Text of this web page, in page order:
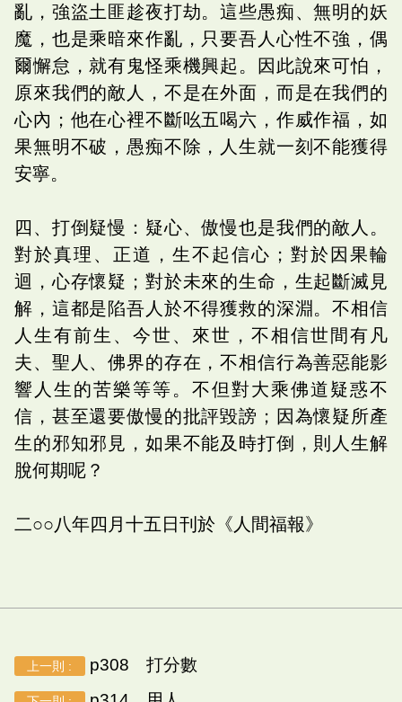
亂，強盜土匪趁夜打劫。這些愚痴、無明的妖
魔，也是乘暗來作亂，只要吾人心性不強，偶
爾懈怠，就有鬼怪乘機興起。因此說來可怕，
原來我們的敵人，不是在外面，而是在我們的
心內；他在心裡不斷吆五喝六，作威作福，如
果無明不破，愚痴不除，人生就一刻不能獲得
安寧。
四、打倒疑慢：疑心、傲慢也是我們的敵人。
對於真理、正道，生不起信心；對於因果輪
迴，心存懷疑；對於未來的生命，生起斷滅見
解，這都是陷吾人於不得獲救的深淵。不相信
人生有前生、今世、來世，不相信世間有凡
夫、聖人、佛界的存在，不相信行為善惡能影
響人生的苦樂等等。不但對大乘佛道疑惑不
信，甚至還要傲慢的批評毀謗；因為懷疑所產
生的邪知邪見，如果不能及時打倒，則人生解
脫何期呢？
二○○八年四月十五日刊於《人間福報》
上一則 : p308 打分數